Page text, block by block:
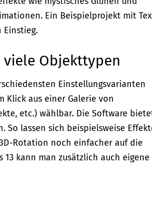
Ein Beispielprojekt mit
Objekttypen
Einstellungsvarianten
Klick aus einer Galerie von
etc.) wählbar. Die Software
lassen sich beispielsweise
Rotation noch einfacher auf die
kann man zusätzlich auch eigene